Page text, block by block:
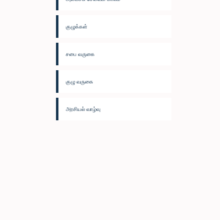
குழுக்கள்
சபை வருகை
குழு வருகை
அரசியல் வாழ்வு